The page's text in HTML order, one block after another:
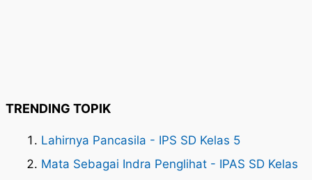
TRENDING TOPIK
Lahirnya Pancasila - IPS SD Kelas 5
Mata Sebagai Indra Penglihat - IPAS SD Kelas